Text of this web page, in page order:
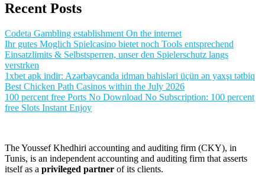
Recent Posts
Codeta Gambling establishment On the internet
Ihr gutes Moglich Spielcasino bietet noch Tools entsprechend
Einsatzlimits & Selbstsperren, unser den Spielerschutz langs
verstrken
1xbet apk indir: Azərbaycanda idman bahisləri üçün ən yaxşı tətbiq
Best Chicken Path Casinos within the July 2026
100 percent free Ports No Download No Subscription: 100 percent
free Slots Instant Enjoy
The Youssef Khedhiri accounting and auditing firm (CKY), in
Tunis, is an independent accounting and auditing firm that asserts
itself as a privileged partner of its clients.